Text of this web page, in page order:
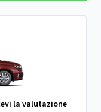
la valutazione